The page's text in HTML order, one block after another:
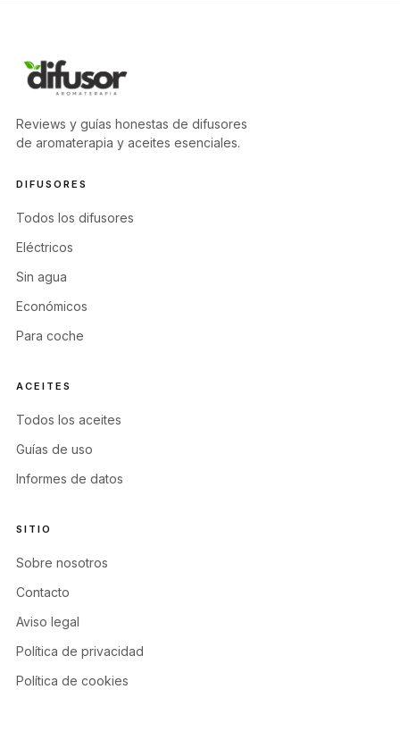
Reviews y guías honestas de difusores
de aromaterapia y aceites esenciales.
DIFUSORES
Todos los difusores
Eléctricos
Sin agua
Económicos
Para coche
ACEITES
Todos los aceites
Guías de uso
Informes de datos
SITIO
Sobre nosotros
Contacto
Aviso legal
Política de privacidad
Política de cookies